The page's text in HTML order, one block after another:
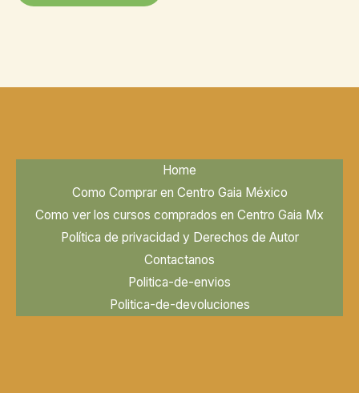
Home
Como Comprar en Centro Gaia México
Como ver los cursos comprados en Centro Gaia Mx
Política de privacidad y Derechos de Autor
Contactanos
Politica-de-envios
Politica-de-devoluciones